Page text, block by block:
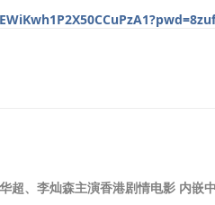
超、李灿森主演香港剧情电影 内嵌